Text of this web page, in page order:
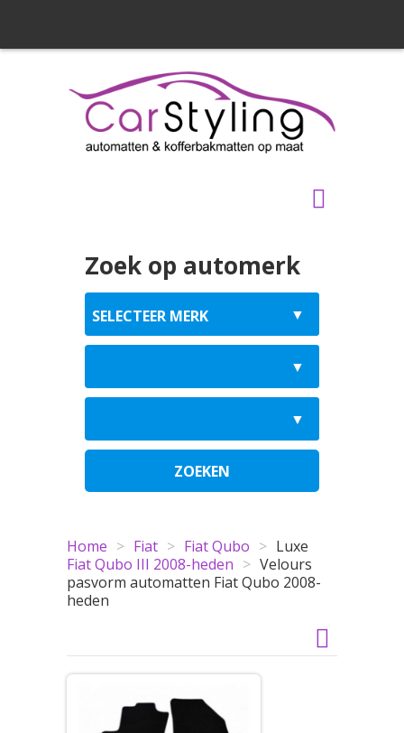
Zoek op automerk
ZOEKEN
Home > Fiat > Fiat Qubo >
Fiat Qubo III 2008-heden >
Luxe
Velours
pasvorm automatten Fiat Qubo 2008-
heden